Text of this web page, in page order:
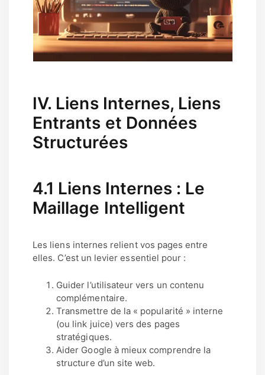
IV. Liens Internes, Liens
Entrants et Données
Structurées
4.1 Liens Internes : Le
Maillage Intelligent
Les liens internes relient vos pages entre
elles. C’est un levier essentiel pour :
Guider l’utilisateur vers un contenu
complémentaire.
Transmettre de la « popularité » interne
(ou link juice) vers des pages
stratégiques.
Aider Google à mieux comprendre la
structure d’un site web.